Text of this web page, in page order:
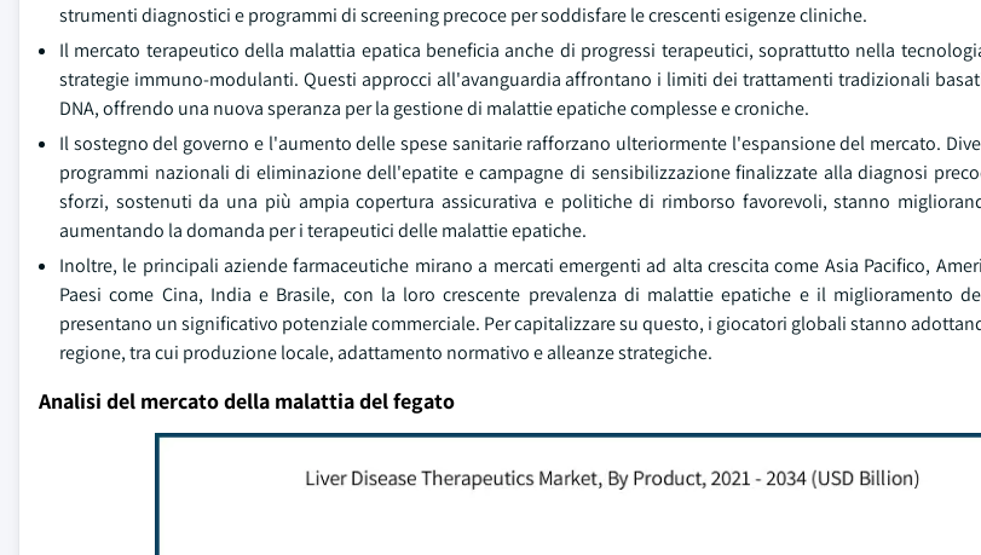
strumenti diagnostici e programmi di screening precoce per soddisfare le crescenti esigenze cliniche.
Il mercato terapeutico della malattia epatica beneficia anche di progressi terapeutici, soprattutto nella
strategie immuno-modulanti. Questi approcci all'avanguardia affrontano i limiti dei trattamenti tradizionali
DNA, offrendo una nuova speranza per la gestione di malattie epatiche complesse e croniche.
Il sostegno del governo e l'aumento delle spese sanitarie rafforzano ulteriormente l'espansione del mercato.
programmi nazionali di eliminazione dell'epatite e campagne di sensibilizzazione finalizzate alla diagnosi
sforzi, sostenuti da una più ampia copertura assicurativa e politiche di rimborso favorevoli, stanno
aumentando la domanda per i terapeutici delle malattie epatiche.
Inoltre, le principali aziende farmaceutiche mirano a mercati emergenti ad alta crescita come Asia Pacifico,
Paesi come Cina, India e Brasile, con la loro crescente prevalenza di malattie epatiche e il miglioramento
presentano un significativo potenziale commerciale. Per capitalizzare su questo, i giocatori globali stanno
regione, tra cui produzione locale, adattamento normativo e alleanze strategiche.
Analisi del mercato della malattia del fegato